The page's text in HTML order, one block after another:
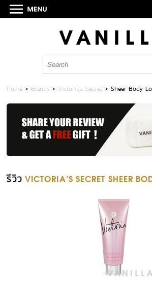
Home > Brands > Victoria's Secret >Sheer Body
รีวิว VICTORIA'S SECRET SHEER